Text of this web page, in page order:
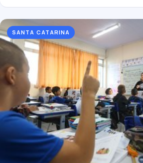
SANTA CATARINA